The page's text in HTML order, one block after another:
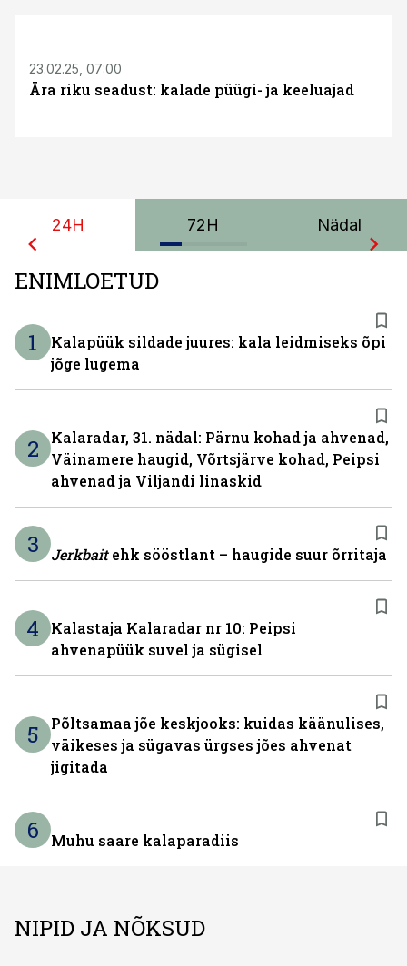
23.02.25, 07:00
Ära riku seadust: kalade püügi- ja keeluajad
24H 72H Nädal
ENIMLOETUD
1
Kalapüük sildade juures: kala leidmiseks õpi
jõge lugema
2
Kalaradar, 31. nädal: Pärnu kohad ja ahvenad,
Väinamere haugid, Võrtsjärve kohad, Peipsi
ahvenad ja Viljandi linaskid
3 Jerkbaitehk sööstlant – haugide suur õrritaja
4
Kalastaja Kalaradar nr 10: Peipsi
ahvenapüük suvel ja sügisel
5
Põltsamaa jõe keskjooks: kuidas käänulises,
väikeses ja sügavas ürgses jões ahvenat
jigitada
6 Muhu saare kalaparadiis
NIPID JA NÕKSUD